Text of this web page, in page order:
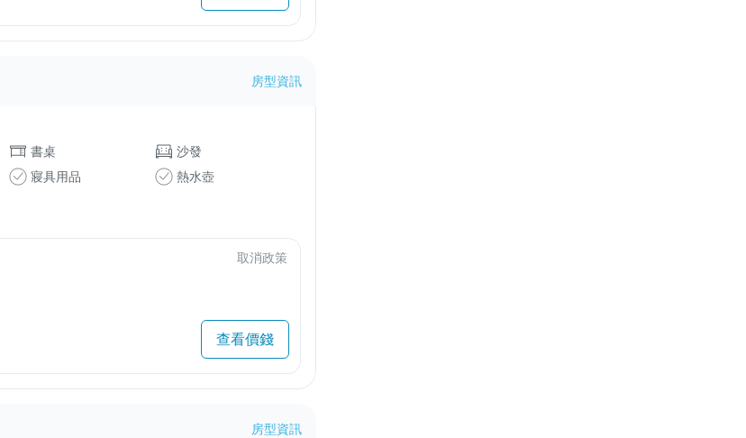
房型資訊
書桌
沙發
寢具用品 熱水壺
取消政策
查看價錢
房型資訊